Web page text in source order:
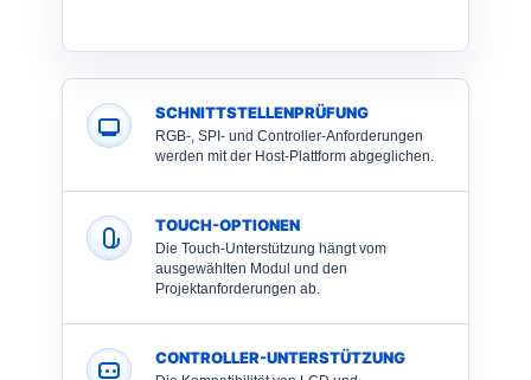
SCHNITTSTELLENPRÜFUNG
RGB-, SPI- und Controller-Anforderungen
werden mit der Host-Plattform abgeglichen.
TOUCH-OPTIONEN
Die Touch-Unterstützung hängt vom
ausgewählten Modul und den
Projektanforderungen ab.
CONTROLLER-UNTERSTÜTZUNG